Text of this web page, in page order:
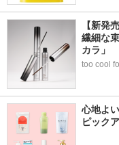
【新発
繊細な
カラ」
too cool
心地よ
ピック